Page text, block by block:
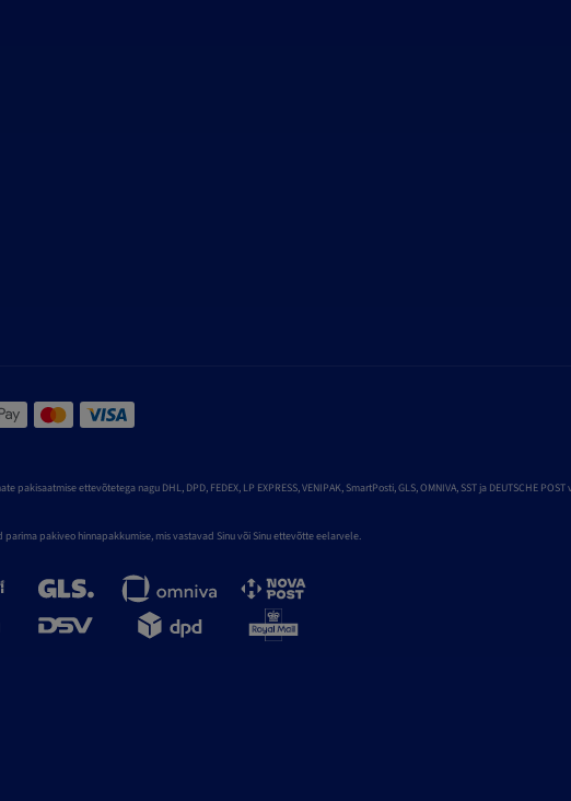
ettevõtetega nagu DHL, DPD, FEDEX, LP EXPRESS, VENIPAK, SmartPosti, GLS, OMNIVA, SST ja DEUTSCHE
pakiveo hinnapakkumise, mis vastavad Sinu või Sinu ettevõtte eelarvele.